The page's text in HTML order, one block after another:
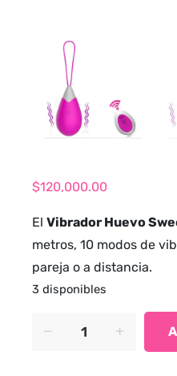
$120,000.00
El Vibrador Huevo
metros, 10 modos de
pareja o a distancia.
3 disponibles